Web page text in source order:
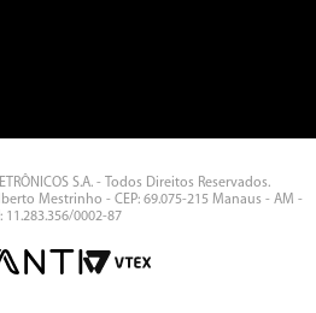
S.A. - Todos Direitos Reservados.
Mestrinho - CEP: 69.075-215 Manaus - AM -
11.283.356/0002-87